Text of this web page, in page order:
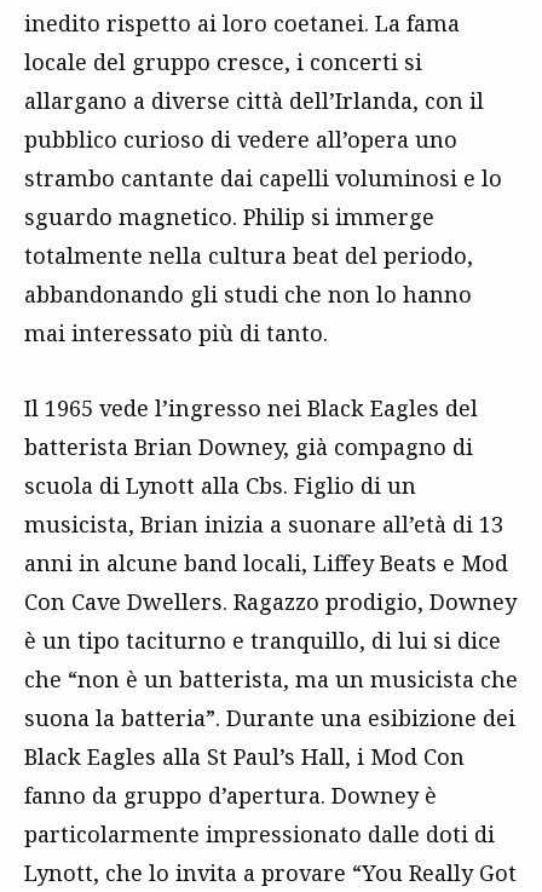
inedito rispetto ai loro coetanei. La fama
locale del gruppo cresce, i concerti si
allargano a diverse città dell’Irlanda, con il
pubblico curioso di vedere all’opera uno
strambo cantante dai capelli voluminosi e lo
sguardo magnetico. Philip si immerge
totalmente nella cultura beat del periodo,
abbandonando gli studi che non lo hanno
mai interessato più di tanto.
Il 1965 vede l’ingresso nei Black Eagles del
batterista Brian Downey, già compagno di
scuola di Lynott alla Cbs. Figlio di un
musicista, Brian inizia a suonare all’età di 13
anni in alcune band locali, Liffey Beats e Mod
Con Cave Dwellers. Ragazzo prodigio, Downey
è un tipo taciturno e tranquillo, di lui si dice
che “non è un batterista, ma un musicista che
suona la batteria”. Durante una esibizione dei
Black Eagles alla St Paul’s Hall, i Mod Con
fanno da gruppo d’apertura. Downey è
particolarmente impressionato dalle doti di
Lynott, che lo invita a provare “You Really Got